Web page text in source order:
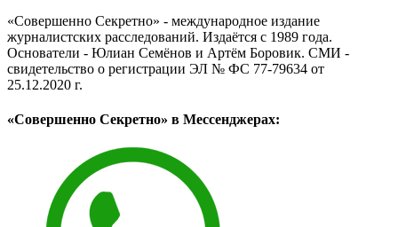
«Совершенно Секретно» - международное издание
журналистских расследований. Издаётся с 1989 года.
Основатели - Юлиан Семёнов и Артём Боровик. CМИ -
свидетельство о регистрации ЭЛ № ФС 77-79634 от
25.12.2020 г.
«Совершенно Секретно» в Мессенджерах: